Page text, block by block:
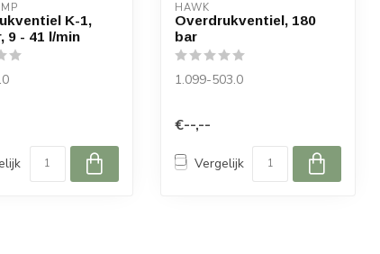
K-1,
9 - 41 l/min
HAWK
Overdrukventiel, 180
bar
1.099-503.0
€--,--
Vergelijk